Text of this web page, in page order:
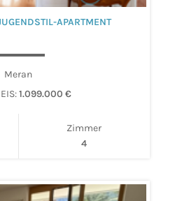
APARTMENT
Meran
1.099.000 €
Zimmer
4